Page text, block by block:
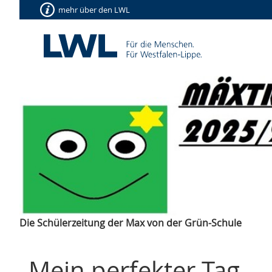
mehr über den LWL
Die Schülerzeitung der Max von der Grün-Schule